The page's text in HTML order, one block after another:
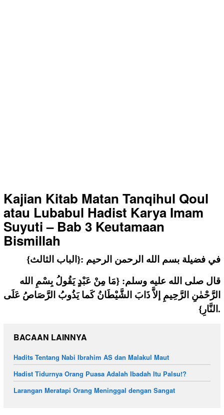
Kajian Kitab Matan Tanqihul Qoul
atau Lubabul Hadist Karya Imam
Suyuti – Bab 3 Keutamaan
Bismillah
{الباب الثالث}: في فضيلة بسم الله الرحمن الرحيم
قال صلى الله عليه وسلم: {مَا مِنْ عَبْدٍ يَقُولُ بِسْمِ الله
الرَّحْمٰنِ الرَّحِيمِ إلاَّ ذَابَ الشَّيْطَانُ كَما يَذُوبُ الرَّصَاصُ عَلَى
النَّارِ}.
BACAAN LAINNYA
Hadits Tentang Nabi Ibrahim AS dan Malakul Maut
Hadist Tidurnya Orang Puasa Adalah Ibadah Itu Palsu!?
Larangan Meratapi Orang Meninggal dengan Sangat